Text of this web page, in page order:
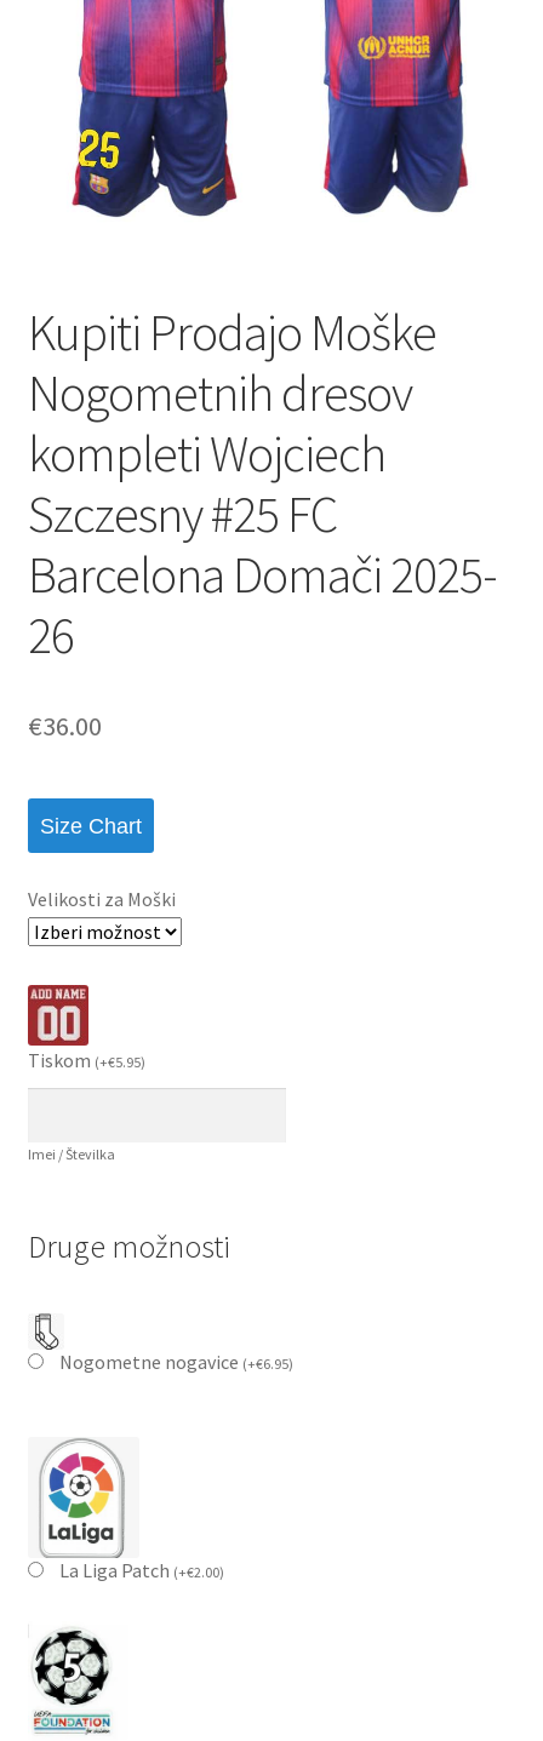
Kupiti Prodajo Moške
Nogometnih dresov
kompleti Wojciech
Szczesny #25 FC
Barcelona Domači 2025-
26
€36.00
Size Chart
Velikosti za Moški
Tiskom (+€5.95)
Imei / Številka
Druge možnosti
Nogometne nogavice (+€6.95)
La Liga Patch (+€2.00)